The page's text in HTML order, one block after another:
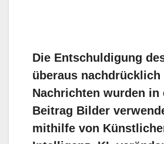
Die Entschuldigung
überaus nachdrücklich
Nachrichten wurden in
Beitrag Bilder
mithilfe von